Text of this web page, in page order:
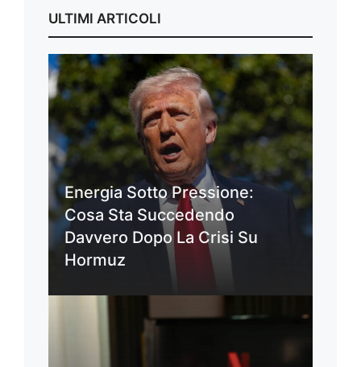
ULTIMI ARTICOLI
Energia Sotto Pressione:
Cosa Sta Succedendo
Davvero Dopo La Crisi Su
Hormuz